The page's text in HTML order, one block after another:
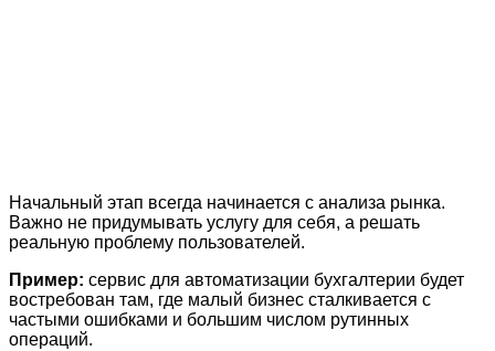
Начальный этап всегда начинается с анализа рынка.
Важно не придумывать услугу для себя, а решать
реальную проблему пользователей.
Пример: сервис для автоматизации бухгалтерии будет
востребован там, где малый бизнес сталкивается с
частыми ошибками и большим числом рутинных
операций.